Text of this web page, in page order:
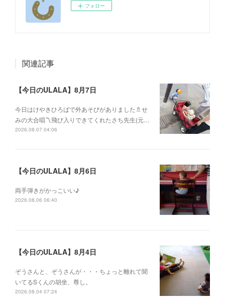
フォロー
関連記事
【今日のULALA】8月7日
今日はけやきひろばで外あそびがありました🚿せ
みの大合唱〽飛び入りできてくれたさち先生(元…
2026.08.07 04:06
【今日のULALA】8月6日
両手弾きがかっこいい♪
2026.08.06 06:40
【今日のULALA】8月4日
ぞうさんと、ぞうさんが・・・ちょっと離れて聞
いてるSくんの胡坐、尊し。
2026.08.04 07:24